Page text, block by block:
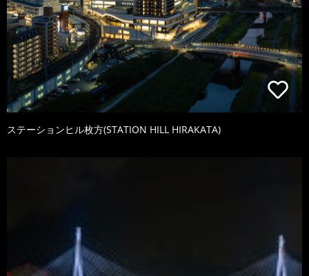
ステーションヒル枚方(STATION HILL HIRAKATA)